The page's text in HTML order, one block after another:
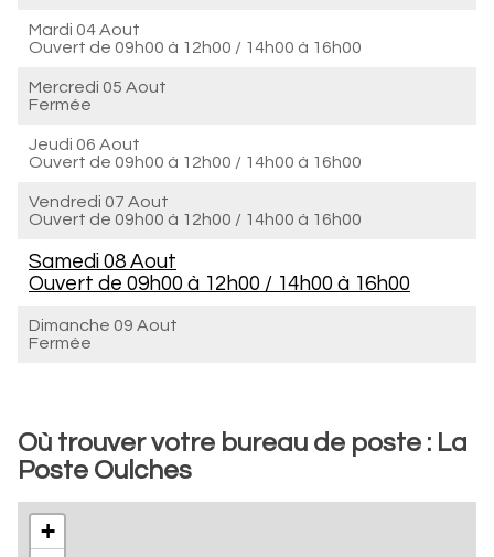
Mardi 04 Aout
Ouvert de 09h00 à 12h00 / 14h00 à 16h00
Mercredi 05 Aout
Fermée
Jeudi 06 Aout
Ouvert de 09h00 à 12h00 / 14h00 à 16h00
Vendredi 07 Aout
Ouvert de 09h00 à 12h00 / 14h00 à 16h00
Samedi 08 Aout
Ouvert de 09h00 à 12h00 / 14h00 à 16h00
Dimanche 09 Aout
Fermée
Où trouver votre bureau de poste : La
Poste Oulches
+